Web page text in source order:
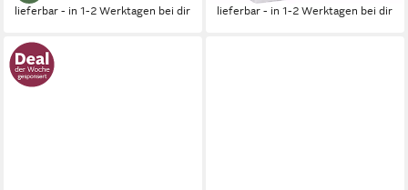
lieferbar - in 1-2 Werktagen bei dir lieferbar - in 1-2 Werktagen bei dir